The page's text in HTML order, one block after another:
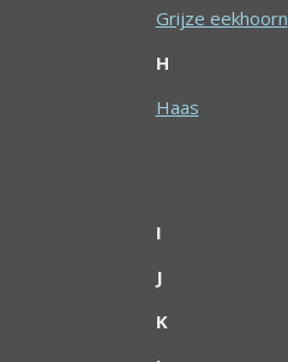
Grijze eekhoorn
H
Haas
I
J
K